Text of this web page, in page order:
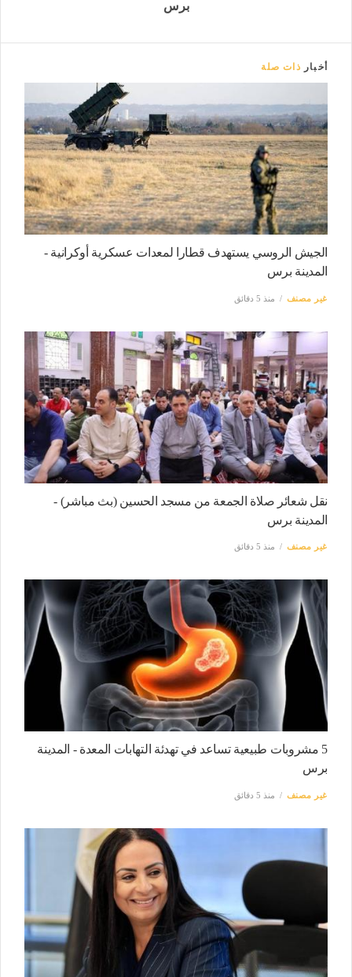
برس
أخبار ذات صلة
الجيش الروسي يستهدف قطارا لمعدات عسكرية أوكرانية -
المدينة برس
غير مصنف منذ 5 دقائق
نقل شعائر صلاة الجمعة من مسجد الحسين (بث مباشر) -
المدينة برس
غير مصنف منذ 5 دقائق
5 مشروبات طبيعية تساعد في تهدئة التهابات المعدة - المدينة
برس
غير مصنف منذ 5 دقائق